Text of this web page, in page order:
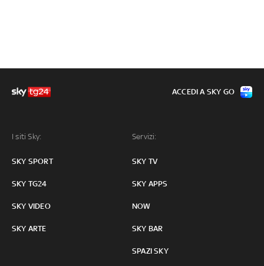
I siti Sky:
SKY SPORT
SKY TG24
SKY VIDEO
SKY ARTE
Servizi:
SKY TV
SKY APPS
NOW
SKY BAR
SPAZI SKY
ACCEDI A SKY GO